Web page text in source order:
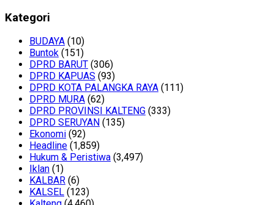
Kategori
BUDAYA (10)
Buntok (151)
DPRD BARUT (306)
DPRD KAPUAS (93)
DPRD KOTA PALANGKA RAYA (111)
DPRD MURA (62)
DPRD PROVINSI KALTENG (333)
DPRD SERUYAN (135)
Ekonomi (92)
Headline (1,859)
Hukum & Peristiwa (3,497)
Iklan (1)
KALBAR (6)
KALSEL (123)